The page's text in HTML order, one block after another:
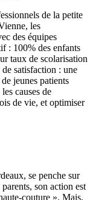
de la petite
les
des équipes
: 100% des enfants
taux de scolarisation
satisfaction : une
jeunes patients
causes de
de vie, et optimiser
se penche sur
son action est
couture ». Mais,